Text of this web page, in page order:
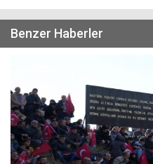
Benzer Haberler